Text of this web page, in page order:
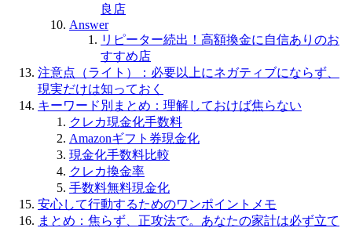
良店
Answer
リピーター続出！高額換金に自信ありのお
すすめ店
注意点（ライト）：必要以上にネガティブにならず、
現実だけは知っておく
キーワード別まとめ：理解しておけば焦らない
クレカ現金化手数料
Amazonギフト券現金化
現金化手数料比較
クレカ換金率
手数料無料現金化
安心して行動するためのワンポイントメモ
まとめ：焦らず、正攻法で。あなたの家計は必ず立て